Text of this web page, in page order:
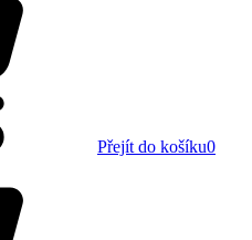
Přejít do košíku0